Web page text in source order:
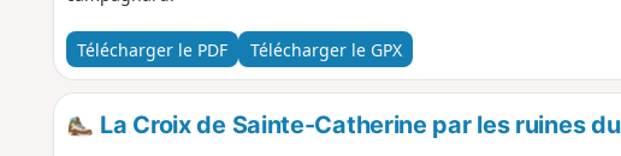
Télécharger le PDF Télécharger le GPX
La Croix de Sainte-Catherine par les ruines